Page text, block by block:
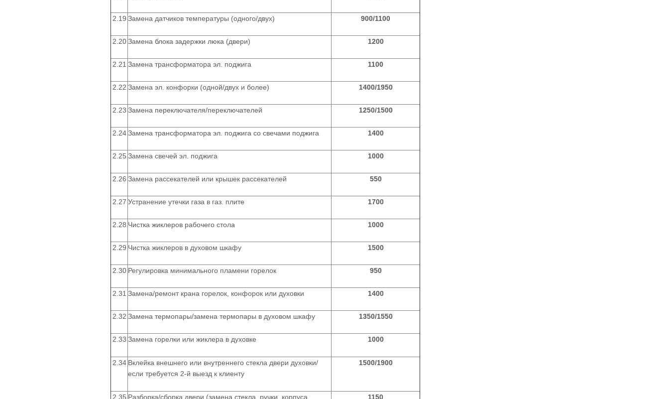
2.19 Замена датчиков температуры (одного/двух) 900/1100
2.20 Замена блока задержки люка (двери) 1200
2.21 Замена трансформатора эл. поджига 1100
2.22 Замена эл. конфорки (одной/двух и более) 1400/1950
2.23 Замена переключателя/переключателей 1250/1500
2.24 Замена трансформатора эл. поджига со свечами поджига 1400
2.25 Замена свечей эл. поджига 1000
2.26 Замена рассекателей или крышек рассекателей 550
2.27 Устранение утечки газа в газ. плите 1700
2.28 Чистка жиклеров рабочего стола 1000
2.29 Чистка жиклеров в духовом шкафу 1500
2.30 Регулировка минимального пламени горелок 950
2.31 Замена/ремонт крана горелок, конфорок или духовки 1400
2.32 Замена термопары/замена термопары в духовом шкафу 1350/1550
2.33 Замена горелки или жиклера в духовке 1000
2.34 Вклейка внешнего или внутреннего стекла двери духовки/
если требуется 2-й выезд к клиенту
1500/1900
2.35 Разборка/сборка двери (замена стекла, ручки, корпуса 1150